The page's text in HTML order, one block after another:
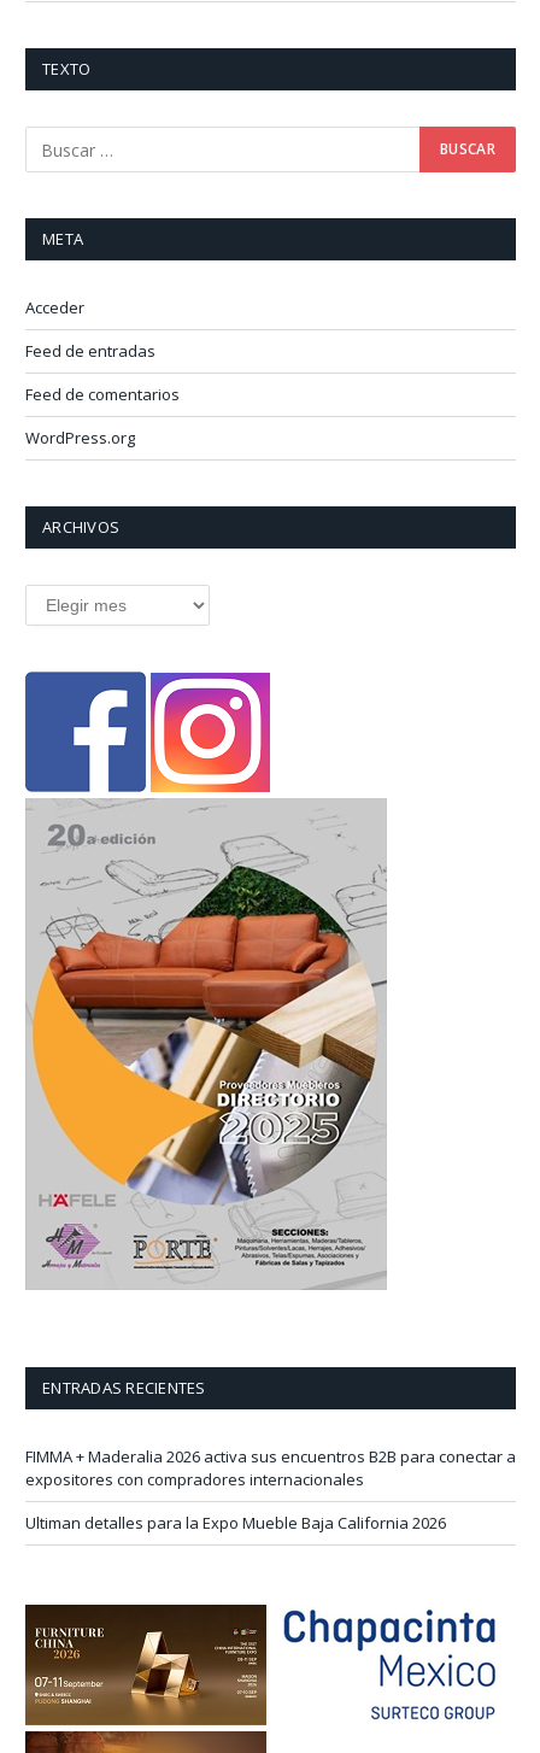
TEXTO
META
Acceder
Feed de entradas
Feed de comentarios
WordPress.org
ARCHIVOS
Archivos
ENTRADAS RECIENTES
FIMMA + Maderalia 2026 activa sus encuentros B2B para conectar a
expositores con compradores internacionales
Ultiman detalles para la Expo Mueble Baja California 2026